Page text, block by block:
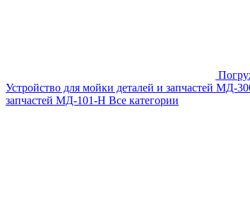
Устройство для мойки деталей и запчастей МД-
запчастей МД-101-Н Все категории